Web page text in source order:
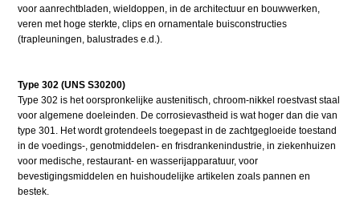
voor aanrechtbladen, wieldoppen, in de architectuur en bouwwerken,
veren met hoge sterkte, clips en ornamentale buisconstructies
(trapleuningen, balustrades e.d.).
Type 302 (UNS S30200)
Type 302 is het oorspronkelijke austenitisch, chroom-nikkel roestvast staal
voor algemene doeleinden. De corrosievastheid is wat hoger dan die van
type 301. Het wordt grotendeels toegepast in de zachtgegloeide toestand
in de voedings-, genotmiddelen- en frisdrankenindustrie, in ziekenhuizen
voor medische, restaurant- en wasserijapparatuur, voor
bevestigingsmiddelen en huishoudelijke artikelen zoals pannen en
bestek.